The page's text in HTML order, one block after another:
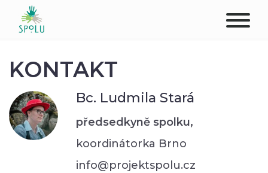
PODPOŘTE NÁS
PŮSOBIŠTĚ
KONTAKT
Bc. Ludmila Stará
předsedkyně spolku,
koordinátorka Brno
info@projektspolu.cz